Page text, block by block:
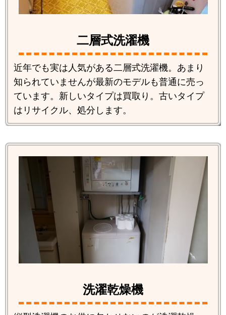
二層式洗濯機
近年でも実は人気がある二層式洗濯機。あまり
知られていませんが最新のモデルも普通に売っ
ています。新しいタイプは買取り。古いタイプ
はリサイクル、処分します。
洗濯乾燥機